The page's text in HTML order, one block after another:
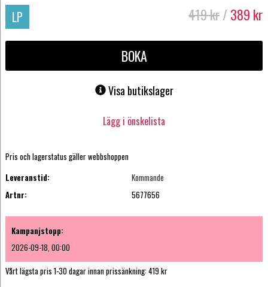
LP 419kr/389 kr
BOKA
Visa butikslager
Lägg i önskelista
Pris och lagerstatus gäller webbshoppen
Leveranstid:
Kommande
Artnr:
5677656
Kampanjstopp:
2026-09-18, 00:00
Vårt lägsta pris 1-30 dagar innan prissänkning:419 kr